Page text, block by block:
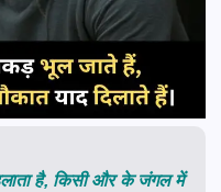
है, किसी और के जंगल में